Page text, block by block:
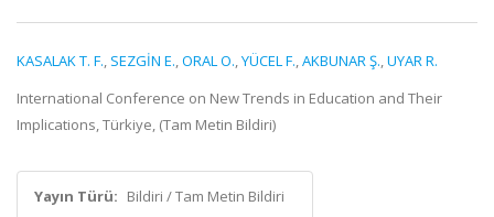
KASALAK T. F., SEZGİN E.,ORAL O.,YÜCEL F.,AKBUNAR Ş.,UYAR R.
International Conference on New Trends in Education and Their
Implications, Türkiye, (Tam Metin Bildiri)
Yayın Türü: Bildiri / Tam Metin Bildiri